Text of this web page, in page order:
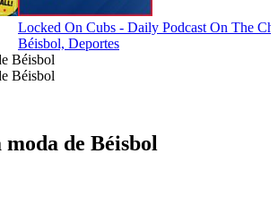
Locked On Cubs - Daily Podcast On The
Béisbol, Deportes
Béisbol
Béisbol
moda de Béisbol